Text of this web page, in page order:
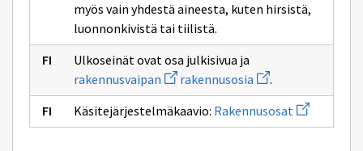
myös vain yhdestä aineesta, kuten hirsistä,
luonnonkivistä tai tiilistä.
Ulkoseinät ovat osa julkisivua ja
rakennusvaipan Avaa
uuden
ikkunan
sivulle
rakennusvaipan
rakennusosia Avaa
uuden
ikkunan
sivulle
rakennusosia
.
Käsitejärjestelmäkaavio: Rakennusosat Avaa
uuden
ikkunan